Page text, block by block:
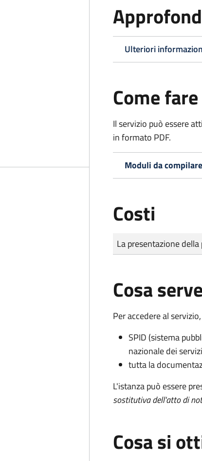
Ulteriori
Come fare
Il servizio può essere
in formato PDF.
Moduli da
Costi
Tipo di pagamento
Importo
La presentazione
Cosa serve
Per accedere al
SPID (sistema
nazionale dei
tutta la
L'istanza può essere
sostitutiva dell'atto di
Cosa si